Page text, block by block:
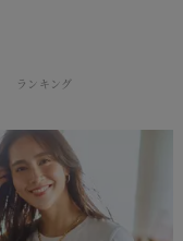
ランキング